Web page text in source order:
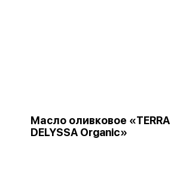
Масло оливковое «TERRA
DELYSSA Organic»